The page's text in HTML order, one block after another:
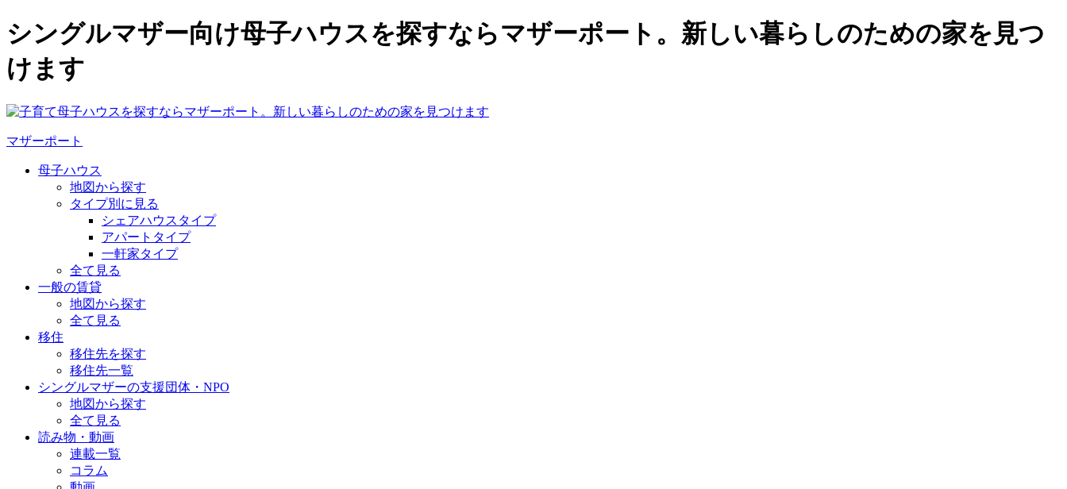
シングルマザー向け母子ハウスを探すならマザーポート。新しい暮らしのための家を見つ
けます
マザーポート
母子ハウス
地図から探す
タイプ別に見る
シェアハウスタイプ
アパートタイプ
一軒家タイプ
全て見る
一般の賃貸
地図から探す
全て見る
移住
移住先を探す
移住先一覧
シングルマザーの支援団体・NPO
地図から探す
全て見る
読み物・動画
連載一覧
コラム